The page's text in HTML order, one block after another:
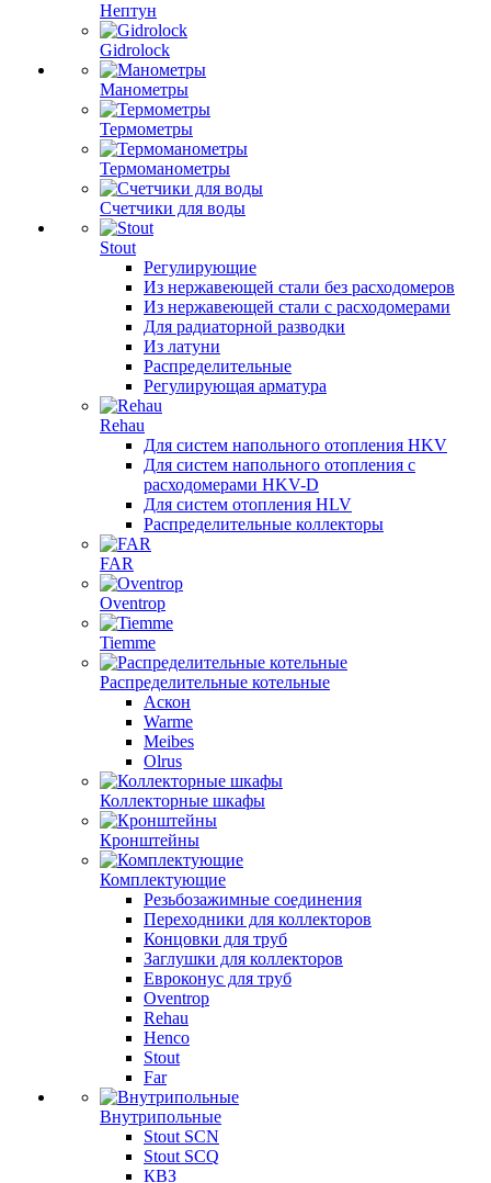
Нептун
Gidrolock
Манометры
Термометры
Термоманометры
Счетчики для воды
Stout
Регулирующие
Из нержавеющей стали без расходомеров
Из нержавеющей стали с расходомерами
Для радиаторной разводки
Из латуни
Распределительные
Регулирующая арматура
Rehau
Для систем напольного отопления HKV
Для систем напольного отопления с
расходомерами HKV-D
Для систем отопления HLV
Распределительные коллекторы
FAR
Oventrop
Tiemme
Распределительные котельные
Аскон
Warme
Meibes
Olrus
Коллекторные шкафы
Кронштейны
Комплектующие
Резьбозажимные соединения
Переходники для коллекторов
Концовки для труб
Заглушки для коллекторов
Евроконус для труб
Oventrop
Rehau
Henco
Stout
Far
Внутрипольные
Stout SCN
Stout SCQ
КВЗ